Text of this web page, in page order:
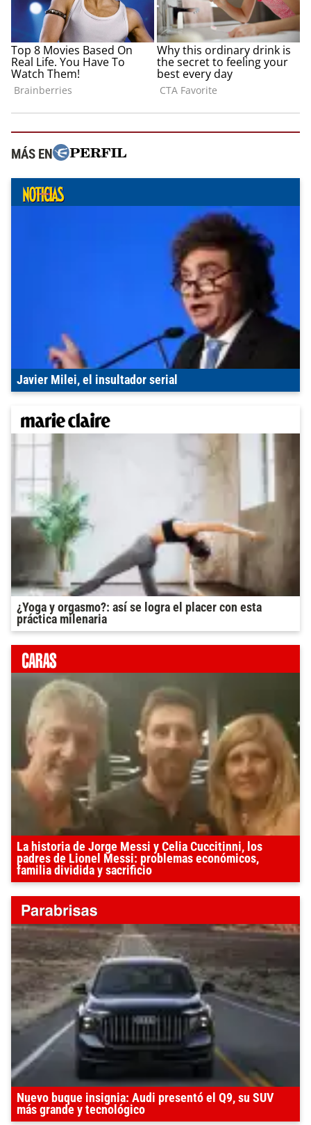
MÁS EN
Javier Milei, el insultador serial
¿Yoga y orgasmo?: así se logra el placer con esta
práctica milenaria
La historia de Jorge Messi y Celia Cuccitinni, los
padres de Lionel Messi: problemas económicos,
familia dividida y sacrificio
Nuevo buque insignia: Audi presentó el Q9, su SUV
más grande y tecnológico